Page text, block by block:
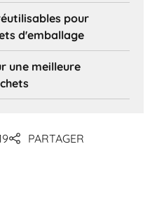
pour
d'emballage
une meilleure
PARTAGER